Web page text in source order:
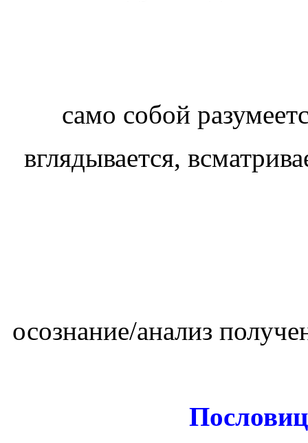
само собой
осознание/анализ